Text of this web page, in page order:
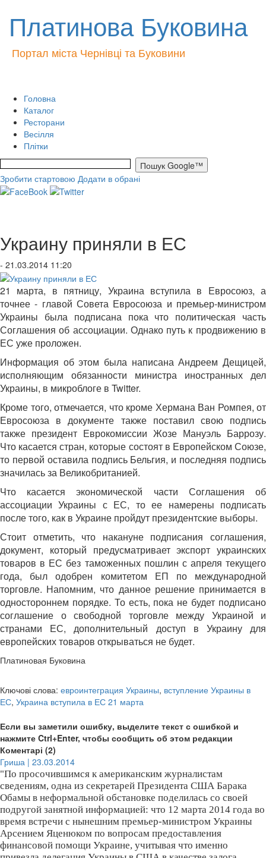
Платинова Буковина
Портал міста Чернівці та Буковини
Головна
Каталог
Ресторани
Весілля
Плітки
Зробити стартовою Додати в обрані
Украину приняли в ЕС
- 21.03.2014 11:20
21 марта, в пятницу, Украина вступила в Евросоюз, а
точнее - главой Совета Евросоюза и премьер-министром
Украины была подписана пока что политическая часть
Соглашения об ассоциации. Однако путь к продвижению в
ЕС уже проложен.
Информация об этом была написана Андреем Дещицей,
исполняющим обязанности министра иностранных дел
Украины, в микроблоге в Twitter.
Кроме того, отмечается, что кроме Хермана Ван Ромпея, от
Евросоюза в документе также поставил свою подпись
также президент Еврокомиссии Жозе Мануэль Баррозу.
Что касается стран, которые состоят в Европейском Союзе,
то первой оставила подпись Бельгия, и последняя подпись
значилась за Великобританией.
Что касается экономической части Соглашения об
ассоциации Украины с ЕС, то ее намерены подписать
после того, как в Украине пройдут президентские выборы.
Стоит отметить, что накануне подписания соглашения,
документ, который предусматривает экспорт украинских
товаров в ЕС без таможенных пошлин с апреля текущего
года, был одобрен комитетом ЕП по международной
торговле. Напомним, что данное решение принимается в
одностороннем порядке. То есть, пока не будет подписано
соглашение о свободной торговле между Украиной и
странами ЕС, дополнительный доступ в Украину для
европейских товаров открываться не будет.
Платиновая Буковина
Ключові слова: евроинтеграция Украины, вступление Украины в
ЕС, Украина вступила в ЕС 21 марта
Если вы заметили ошибку, выделите текст с ошибкой и
нажмите Ctrl+Enter, чтобы сообщить об этом редакции
Коментарі (2)
Гриша | 23.03.2014
"По просочившимся к американским журналистам
сведениям, одна из секретарей Президента США Барака
Обамы в неформальной обстановке поделилась со своей
подругой занятной информацией: что 12 марта 2014 года во
время встречи с нынешним премьер-министром Украины
Арсением Яценюком по вопросам предоставления
финансовой помощи Украине, учитывая что именно